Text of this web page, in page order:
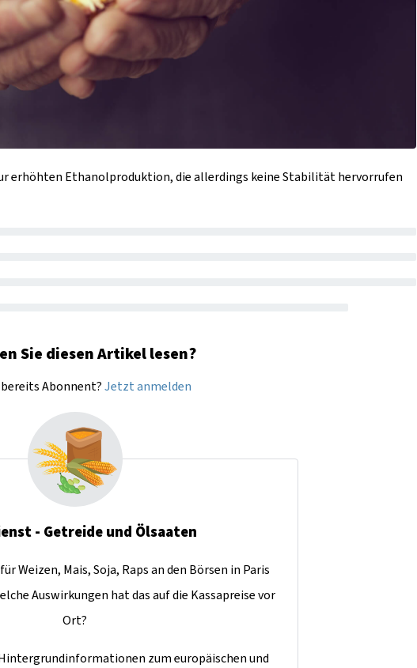
erhöhten Ethanolproduktion, die allerdings keine Stabilität hervorrufen
Sie diesen Artikel lesen?
bereits Abonnent?Jetzt anmelden
- Getreide und Ölsaaten
Weizen, Mais, Soja, Raps an den Börsen in Paris
Auswirkungen hat das auf die Kassapreise vor
Ort?
zum europäischen und